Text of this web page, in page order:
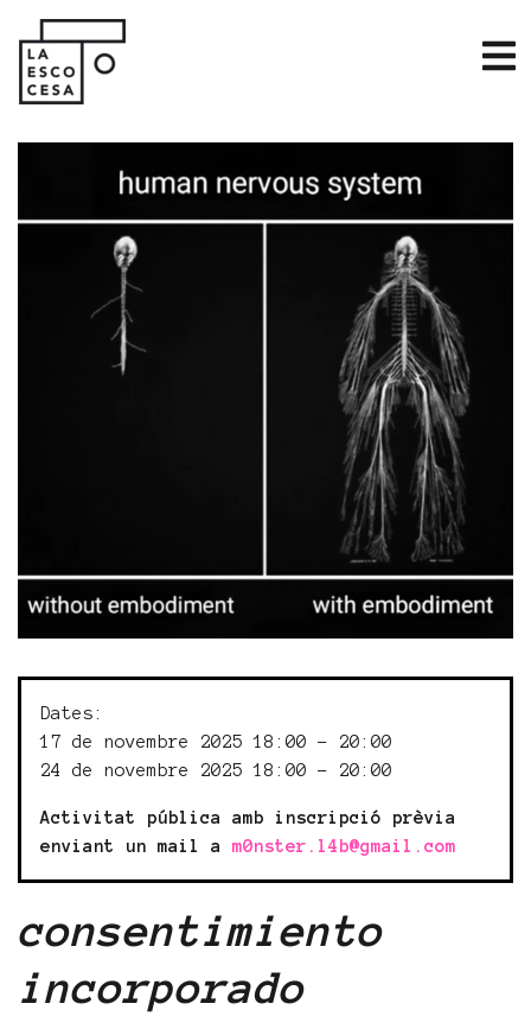
Dates:
17 de novembre 2025 18:00 - 20:00
24 de novembre 2025 18:00 - 20:00
Activitat pública amb inscripció prèvia
enviant un mail a m0nster.l4b@gmail.com
consentimiento
incorporado